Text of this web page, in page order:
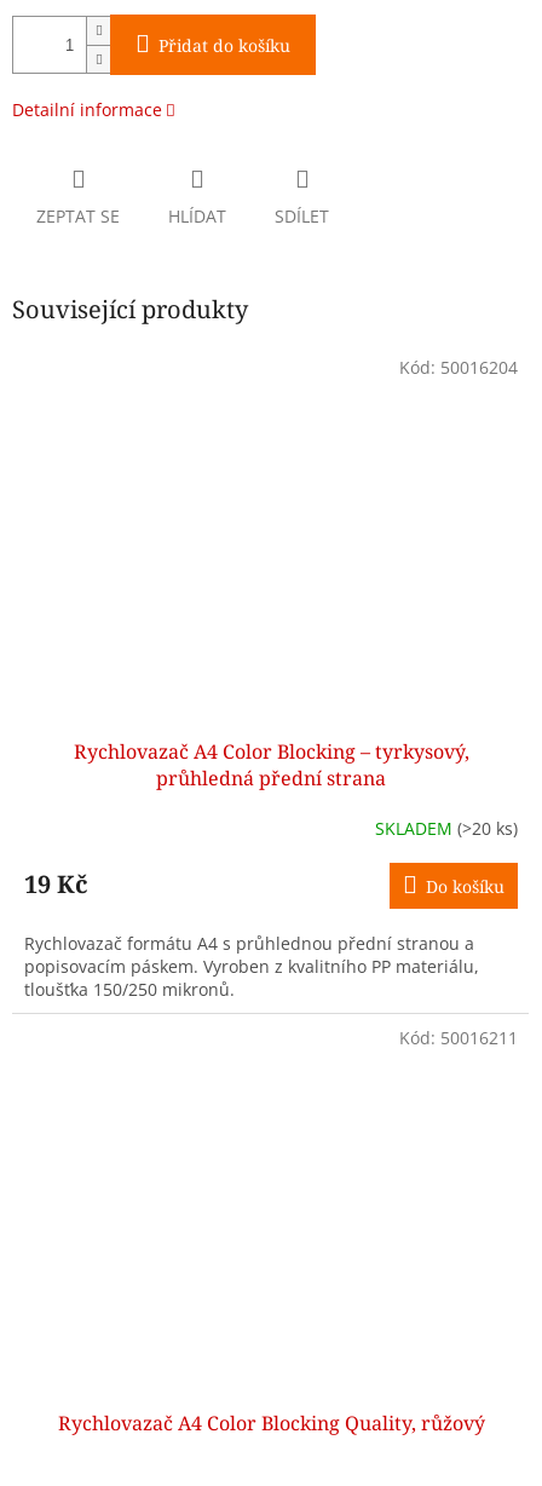
Přidat do košíku
Detailní informace
ZEPTAT SE HLÍDAT SDÍLET
Související produkty
Rychlovazač A4 Color Blocking – tyrkysový,
průhledná přední strana
SKLADEM (>20 ks)
19 Kč Do košíku
Rychlovazač formátu A4 s průhlednou přední stranou a
popisovacím páskem. Vyroben z kvalitního PP materiálu,
tloušťka 150/250 mikronů.
Kód: 50016204
Rychlovazač A4 Color Blocking Quality, růžový
Kód: 50016211